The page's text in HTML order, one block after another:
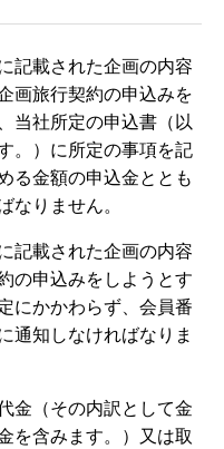
記載された企画の内容
画旅行契約の申込みを
当社所定の申込書（以
。）に所定の事項を記
る金額の申込金ととも
なりません。
記載された企画の内容
の申込みをしようとす
にかかわらず、会員番
通知しなければなりま
金（その内訳として金
を含みます。）又は取